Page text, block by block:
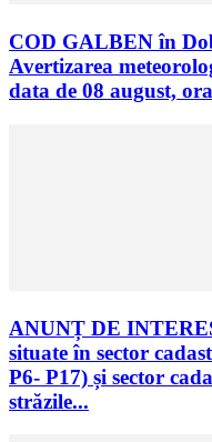
COD GALBEN în
Avertizarea
data de 08 august,
ANUNȚ DE
situate în sector
P6- P17) și sector
străzile...